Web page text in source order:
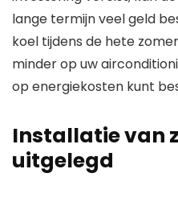
lange termijn veel geld
koel tijdens de hete
minder op uw
op energiekosten kunt
Installatie van
uitgelegd